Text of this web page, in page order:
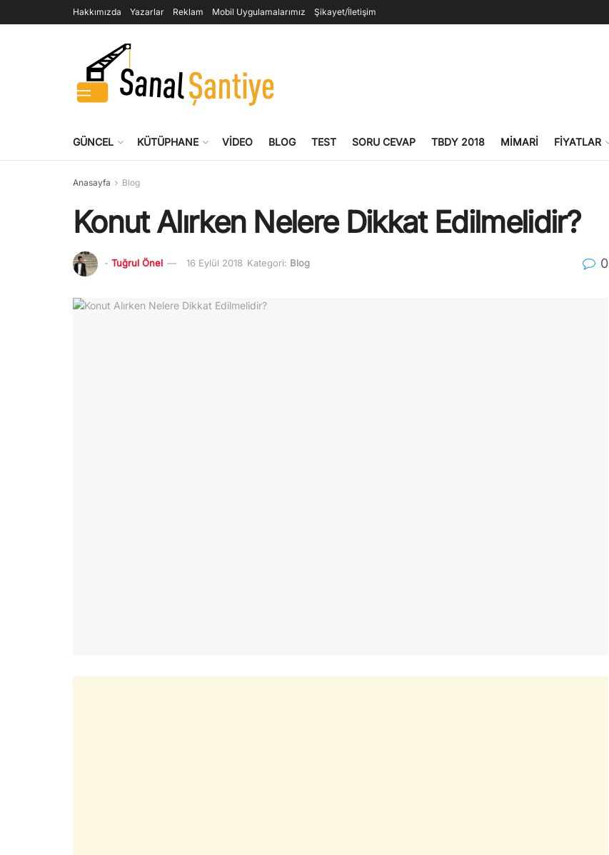
Hakkımızda Yazarlar Reklam Mobil Uygulamalarımız Şikayet/İletişim
GÜNCEL KÜTÜPHANE VIDEO BLOG TEST SORU CEVAP TBDY 2018 MIMARI FIYATLAR
Anasayfa Blog
Konut Alırken Nelere Dikkat Edilmelidir?
- Tuğrul Önel 16 Eylül 2018 Kategori: Blog 0